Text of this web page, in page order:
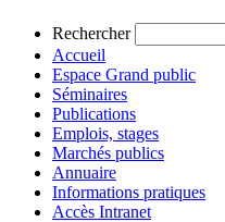
Rechercher
Accueil
Espace Grand public
Séminaires
Publications
Emplois, stages
Marchés publics
Annuaire
Informations pratiques
Accès Intranet